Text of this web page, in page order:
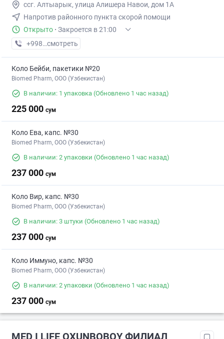
ссг. Алтыарык, улица Алишера Навои, дом 1А
Напротив районного пункта скорой помощи
Открыто · Закроется в 21:00
+998 (91) XXX-XX-XX
смотреть
Коло Бейби, пакетики №20
Biomed Pharm, OOO (Узбекистан)
В наличии: 1 упаковка (Обновлено 1 час назад)
225 000 сум
Коло Ева, капс. №30
Biomed Pharm, OOO (Узбекистан)
В наличии: 2 упаковки (Обновлено 1 час назад)
237 000 сум
Коло Вир, капс. №30
Biomed Pharm, OOO (Узбекистан)
В наличии: 3 штуки (Обновлено 1 час назад)
237 000 сум
Коло Иммуно, капс. №30
Biomed Pharm, OOO (Узбекистан)
В наличии: 2 упаковки (Обновлено 1 час назад)
237 000 сум